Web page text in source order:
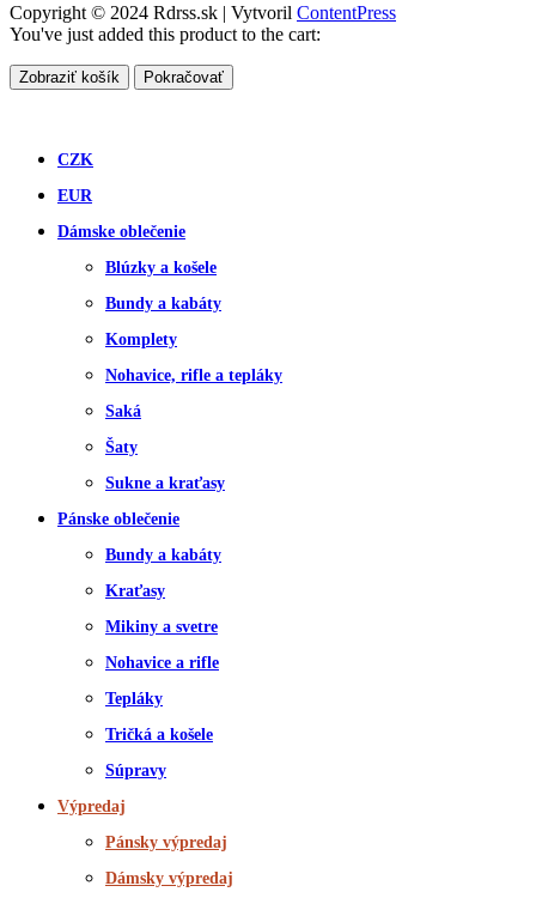
Copyright © 2024 Rdrss.sk | Vytvoril ContentPress
You've just added this product to the cart:
Zobraziť košík Pokračovať
CZK
EUR
Dámske oblečenie
Blúzky a košele
Bundy a kabáty
Komplety
Nohavice, rifle a tepláky
Saká
Šaty
Sukne a kraťasy
Pánske oblečenie
Bundy a kabáty
Kraťasy
Mikiny a svetre
Nohavice a rifle
Tepláky
Tričká a košele
Súpravy
Výpredaj
Pánsky výpredaj
Dámsky výpredaj